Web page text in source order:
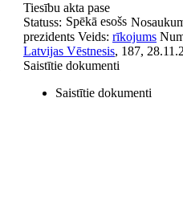
Tiesību akta pase
Statuss: Spēkā esošs
prezidents Veids: rīkojums
Latvijas Vēstnesis, 187,
Saistītie dokumenti
Saistītie dokumenti